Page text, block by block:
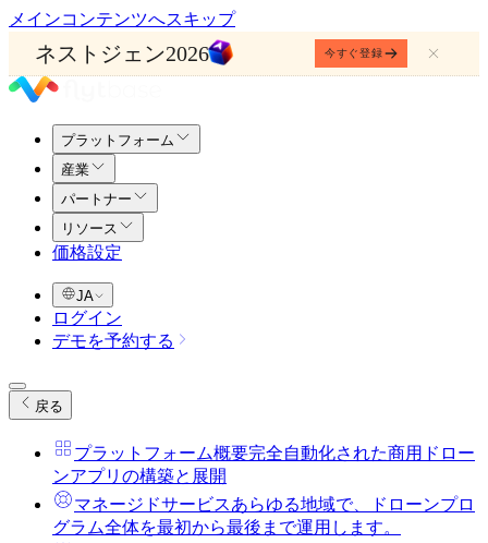
メインコンテンツへスキップ
ネストジェン2026 今すぐ登録
プラットフォーム
産業
パートナー
リソース
価格設定
JA
ログイン
デモを予約する
戻る
プラットフォーム概要完全自動化された商用ドロー
ンアプリの構築と展開
マネージドサービスあらゆる地域で、ドローンプロ
グラム全体を最初から最後まで運用します。